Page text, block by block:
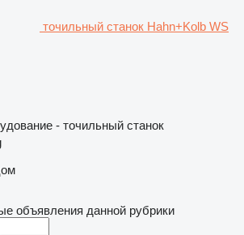
точильный станок Hahn+Kolb WS
- точильный станок
объявления данной рубрики